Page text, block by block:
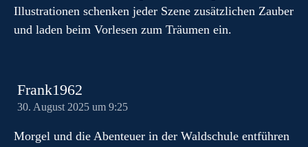
Illustrationen schenken jeder Szene zusätzlichen Zauber
und laden beim Vorlesen zum Träumen ein.
Frank1962
30. August 2025 um 9:25
Morgel und die Abenteuer in der Waldschule entführen